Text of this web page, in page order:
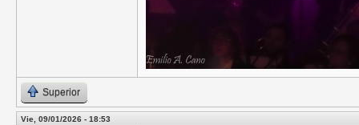
Superior
Vie, 09/01/2026 - 18:53